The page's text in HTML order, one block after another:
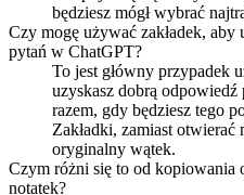
będziesz mógł wybrać
Czy mogę używać zakładek,
pytań w ChatGPT?
To jest główny przypadek
uzyskasz dobrą
razem, gdy będziesz tego
Zakładki, zamiast
oryginalny wątek.
Czym różni się to od
notatek?